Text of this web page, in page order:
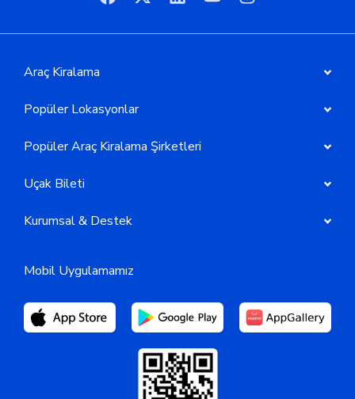
Araç Kiralama
Popüler Lokasyonlar
Popüler Araç Kiralama Şirketleri
Uçak Bileti
Kurumsal & Destek
Mobil Uygulamamız